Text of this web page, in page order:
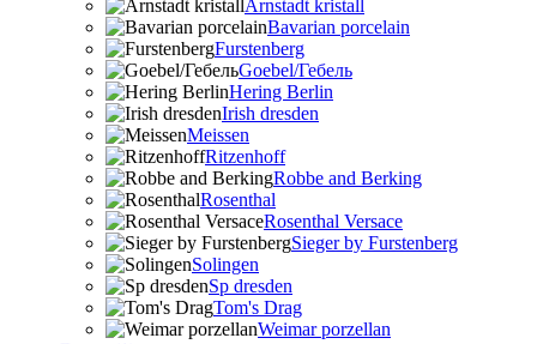
Arnstadt kristall
Bavarian porcelain
Furstenberg
Goebel/Гебель
Hering Berlin
Irish dresden
Meissen
Ritzenhoff
Robbe and Berking
Rosenthal
Rosenthal Versace
Sieger by Furstenberg
Solingen
Sp dresden
Tom's Drag
Weimar porzellan